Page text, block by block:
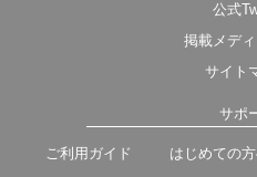
公式
掲載メデ
サイト
サポ
ご利用ガイド はじめての